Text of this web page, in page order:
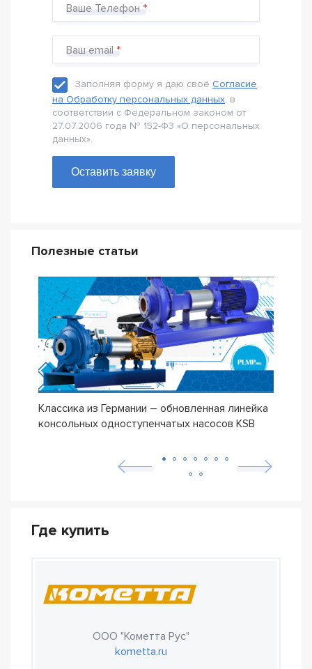
Ваше Телефон
Ваш email
Заполняя форму я даю своё Согласие
на Обработку персональных данных, в
соответствии с Федеральном законом от
27.07.2006 года № 152-Ф3 «О персональных
данных».
Оставить заявку
Полезные статьи
Классика из Германии – обновленная линейка
консольных одноступенчатых насосов KSB
Где купить
ООО "Кометта Рус"
kometta.ru